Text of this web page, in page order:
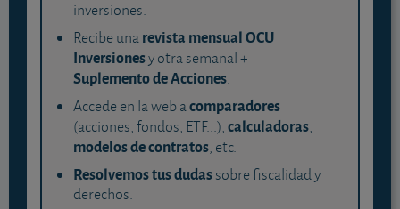
inversiones.
Recibe unarevista mensual OCU
Inversionesy otra semanal +
Suplemento de Acciones.
Accede en la web acomparadores
(acciones, fondos, ETF...),calculadoras,
modelos de contratos, etc.
Resolvemos tus dudassobre fiscalidad y
derechos.